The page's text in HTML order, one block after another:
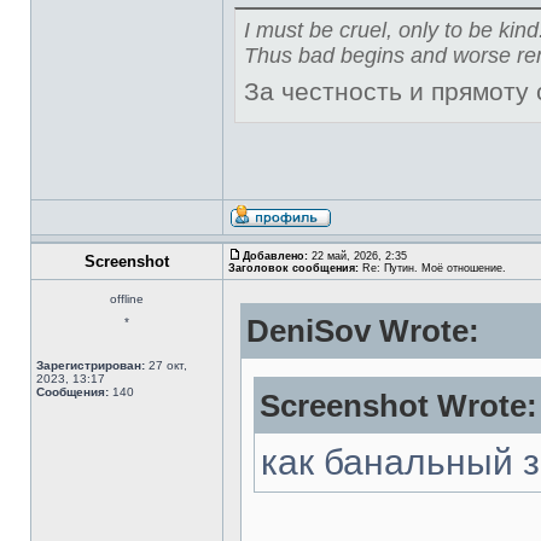
I must be cruel, only to be
Thus bad begins and worse
За честность и
Screenshot Добавлено: 22 май, 2026, 2:35
Заголовок сообщения: Re: Путин. Моё отношение.
offline
*
Зарегистрирован: 27 окт,
2023, 13:17
Сообщения: 140
DeniSov Wrote:
Screenshot Wrote:
как банальный